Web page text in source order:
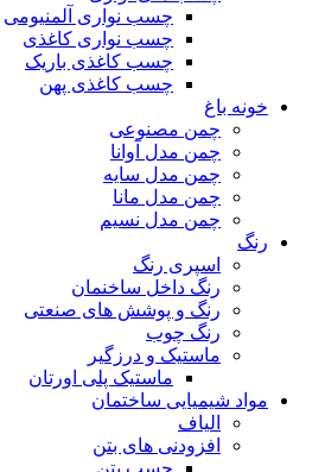
چسب نواری آلمنیومی
چسب نواری کاغذی
چسب کاغذی باریک
چسب کاغذی پهن
خونه باغ
چمن مصنوعی
چمن مدل آوانا
چمن مدل سایه
چمن مدل مانا
چمن مدل نسیم
رنگ
اسپری رنگ
رنگ داخل ساخنمان
رنگ و پوشش های صنعتی
رنگ چوب
ماستیک و درزگیر
ماستیک پلی اورتان
مواد شیمیایی ساختمان
الیاف
افزودنی های بتن